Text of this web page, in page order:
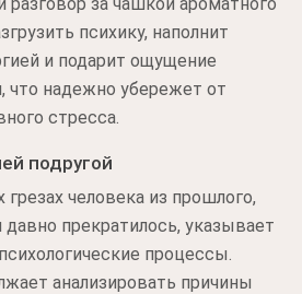
психику, наполнит
и подарит ощущение
что надежно убережет от
стресса.
подругой
человека из прошлого,
прекратилось, указывает
процессы.
анализировать причины